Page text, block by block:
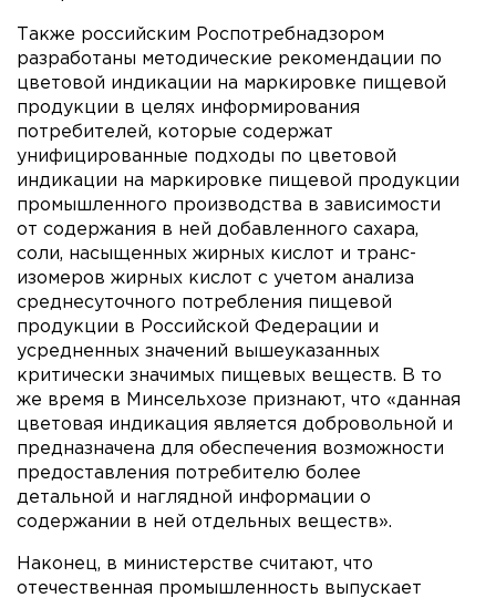
Также российским Роспотребнадзором
разработаны методические рекомендации по
цветовой индикации на маркировке пищевой
продукции в целях информирования
потребителей, которые содержат
унифицированные подходы по цветовой
индикации на маркировке пищевой продукции
промышленного производства в зависимости
от содержания в ней добавленного сахара,
соли, насыщенных жирных кислот и транс-
изомеров жирных кислот с учетом анализа
среднесуточного потребления пищевой
продукции в Российской Федерации и
усредненных значений вышеуказанных
критически значимых пищевых веществ. В то
же время в Минсельхозе признают, что «данная
цветовая индикация является добровольной и
предназначена для обеспечения возможности
предоставления потребителю более
детальной и наглядной информации о
содержании в ней отдельных веществ».
Наконец, в министерстве считают, что
отечественная промышленность выпускает